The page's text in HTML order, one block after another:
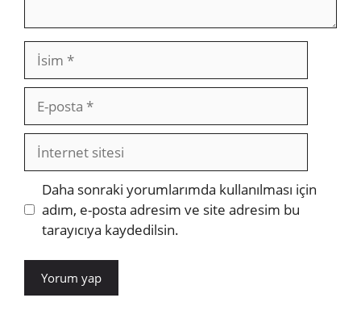
İsim
posta
İnternet
sitesi
Daha sonraki yorumlarımda kullanılması için
adım, e-posta adresim ve site adresim bu
tarayıcıya kaydedilsin.